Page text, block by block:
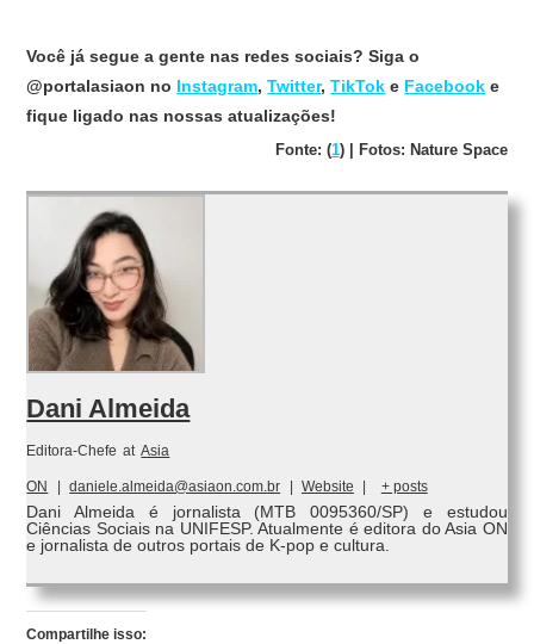
Você já segue a gente nas redes sociais? Siga o
@portalasiaon no Instagram,Twitter,TikTok e Facebook e
fique ligado nas nossas atualizações!
Fonte: (1) | Fotos: Nature Space
Dani Almeida
Editora-Chefe at Asia
ON | daniele.almeida@asiaon.com.br | Website | + posts
Dani Almeida é jornalista (MTB 0095360/SP) e estudou
Ciências Sociais na UNIFESP. Atualmente é editora do Asia ON
e jornalista de outros portais de K-pop e cultura.
Compartilhe isso: